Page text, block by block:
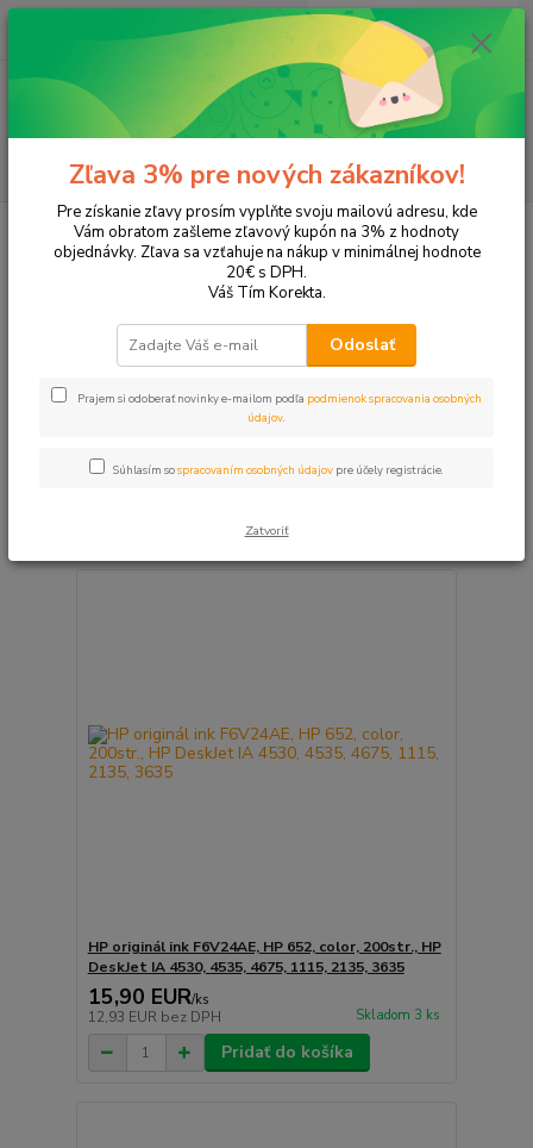
Hľadať
ks
za 0,00 EUR
Tonery a náplne do tlačiarní Hewlett Packard
HP DeskJet
DeskJet Ink Advantage 2135
DeskJet Ink Advantage 2135
Upresniť parametre
strana
HP originál ink F6V24AE, HP 652, color, 200str., HP
DeskJet IA 4530, 4535, 4675, 1115, 2135, 3635
15,90 EUR/ks
12,93 EUR bez DPH Skladom 3 ks
Pridať do košíka
Zľava 3% pre nových zákazníkov!
Pre získanie zľavy prosím vyplňte svoju mailovú adresu, kde
Vám obratom zašleme zľavový kupón na 3% z hodnoty
objednávky. Zľava sa vzťahuje na nákup v minimálnej hodnote
20€ s DPH.
Váš Tím Korekta.
Odoslať
Prajem si odoberať novinky e-mailom podľa podmienok spracovania osobných
údajov.
Súhlasím sospracovaním osobných údajov pre účely registrácie.
Zatvoriť